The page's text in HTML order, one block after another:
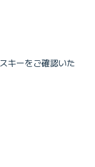
キーをご確認いた